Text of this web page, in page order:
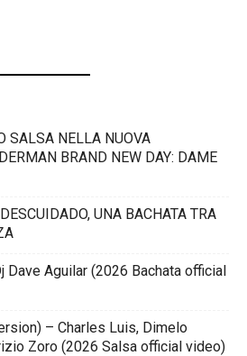
SALSA NELLA NUOVA
BRAND NEW DAY: DAME
UNA BACHATA TRA
Dave Aguilar (2026 Bachata official
– Charles Luis, Dimelo
Zoro (2026 Salsa official video)